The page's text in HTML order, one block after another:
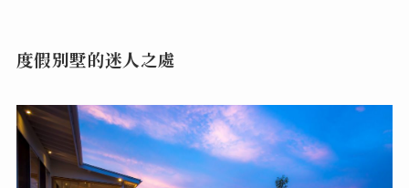
度假別墅的迷人之處